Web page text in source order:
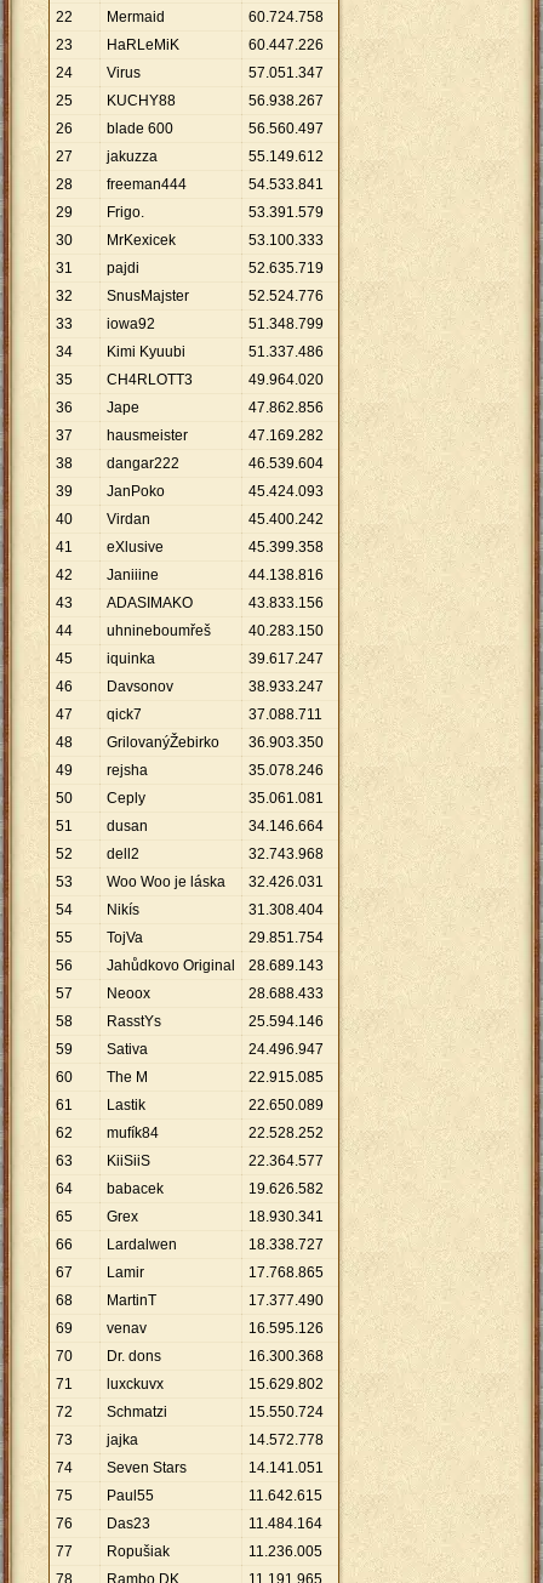
22
Mermaid 60.724.758
23
HaRLeMiK 60.447.226
24
Virus 57.051.347
25
KUCHY88 56.938.267
26
blade 600 56.560.497
27
jakuzza 55.149.612
28
freeman444 54.533.841
29
Frigo. 53.391.579
30
MrKexicek 53.100.333
31
pajdi 52.635.719
32
SnusMajster 52.524.776
33
iowa92 51.348.799
34
Kimi Kyuubi 51.337.486
35
CH4RLOTT3 49.964.020
36
Jape 47.862.856
37
hausmeister 47.169.282
38
dangar222 46.539.604
39
JanPoko 45.424.093
40
Virdan 45.400.242
41
eXlusive 45.399.358
42
Janiiine 44.138.816
43
ADASIMAKO 43.833.156
44
uhnineboumřeš 40.283.150
45
iquinka 39.617.247
46
Davsonov 38.933.247
47
qick7 37.088.711
48
GrilovanýŽebirko 36.903.350
49
rejsha 35.078.246
50
Ceply 35.061.081
51
dusan 34.146.664
52
dell2 32.743.968
53
Woo Woo je láska 32.426.031
54
Nikís 31.308.404
55
TojVa 29.851.754
56
Jahůdkovo Original 28.689.143
57
Neoox 28.688.433
58
RasstYs 25.594.146
59
Sativa 24.496.947
60
The M 22.915.085
61
Lastik 22.650.089
62
mufík84 22.528.252
63
KiiSiiS 22.364.577
64
babacek 19.626.582
65
Grex 18.930.341
66
Lardalwen 18.338.727
67
Lamir 17.768.865
68
MartinT 17.377.490
69
venav 16.595.126
70
Dr. dons 16.300.368
71
luxckuvx 15.629.802
72
Schmatzi 15.550.724
73
jajka 14.572.778
74
Seven Stars 14.141.051
75
Paul55 11.642.615
76
Das23 11.484.164
77
Ropušiak 11.236.005